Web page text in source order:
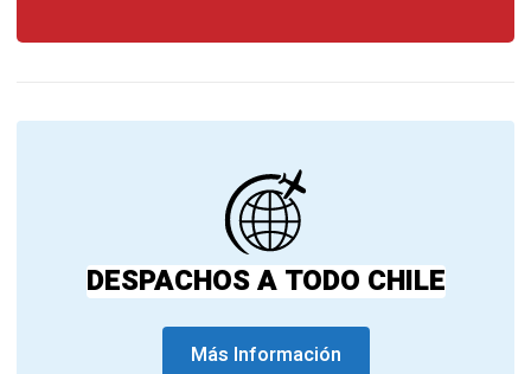
DESPACHOS A TODO CHILE
Más Información